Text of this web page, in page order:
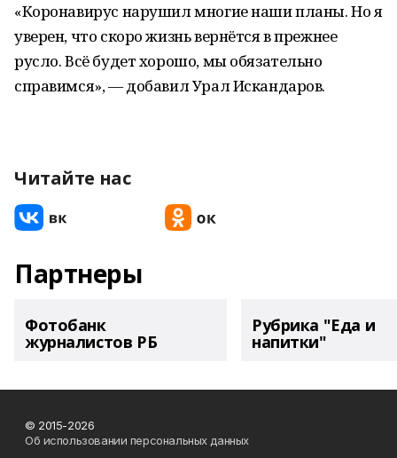
«Коронавирус нарушил многие наши планы. Но я
уверен, что скоро жизнь вернётся в прежнее
русло. Всё будет хорошо, мы обязательно
справимся», — добавил Урал Искандаров.
Читайте нас
Партнеры
Фотобанк
журналистов РБ
Рубрика "Еда и
напитки"
© 2015-2026
Об использовании персональных данных